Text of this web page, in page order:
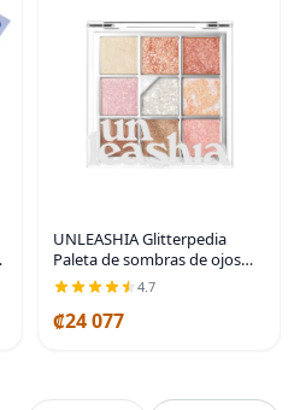
UNLEASHIA Glitterpedia
Paleta de sombras de ojos
NO1 – Paleta de sombras de
versátiles con purpurina –
4.7
₡24 077